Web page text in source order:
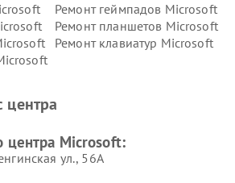
Ремонт геймпадов Microsoft
Ремонт планшетов Microsoft
Ремонт клавиатур Microsoft
центра
центра Microsoft:
ул., 56А